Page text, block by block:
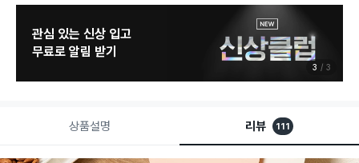
관심 있는 신상 입고
무료로 알림 받기
3 3
상품설명 리뷰 111